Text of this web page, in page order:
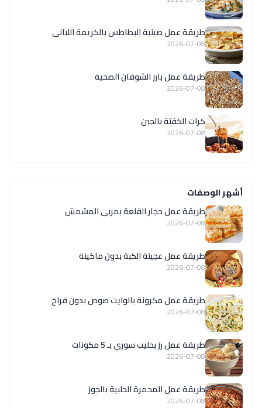
طريقة عمل صينية البطاطس بالكريمة اللبانى
2026-07-08
طريقة عمل بارز الشوفان الصحية
2026-07-08
كرات الكفتة بالجبن
2026-07-08
أشهر الوصفات
طريقة عمل حجار القلعة بمربى المشمش
2026-07-08
طريقة عمل عجينة الكبة بدون ماكينة
2026-07-08
طريقة عمل مكرونة بالوايت صوص بدون فراخ
2026-07-08
طريقة عمل رز بحليب سوري بـ 5 مكونات
2026-07-08
طريقة عمل المحمرة الحلبية بالجوز
2026-07-08